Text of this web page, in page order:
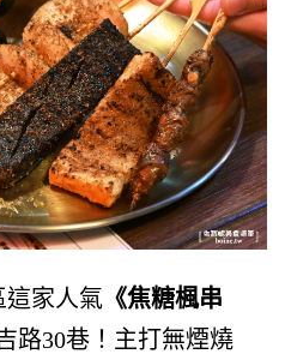
這家人氣 《焦糖楓串
路30巷！主打無煙燒